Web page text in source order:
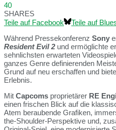
40
SHARES
Teile auf Facebook
Teile auf
Während Pressekonferenz Sony
Resident Evil 2und ermöglichte
sehnlichsten erwarteten
ganzes Genre definierenden
Grund auf neu erschaffen und
Erlebnis.
Mit Capcoms proprietärer RE
einen frischen Blick auf die
Atem beraubende Grafiken,
the-Shoulder-Perspektive und,